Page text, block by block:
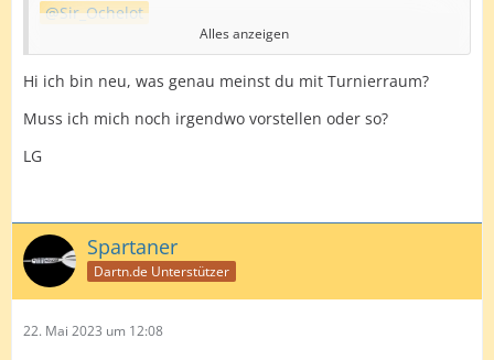
Sir_Ochelot
Und
T-Rex180
Der Turnierraum wartet noch auf Euch und auf
Letzteren (
T-Rex180
) warte ich auf eine Antwort auf
meine Termin-Anfrage für den 1. Spieltag
LG Stefan
Alles anzeigen
Hi ich bin neu, was genau meinst du mit Turnierraum?
Muss ich mich noch irgendwo vorstellen oder so?
LG
Spartaner
Dartn.de Unterstützer
22. Mai 2023 um 12:08